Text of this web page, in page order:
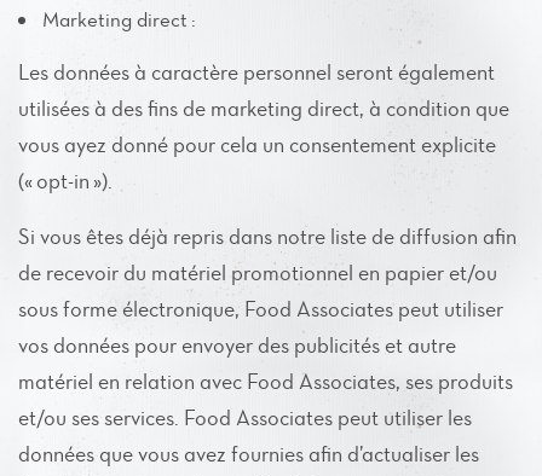
Marketing direct :
Les données à caractère personnel seront également
utilisées à des fins de marketing direct, à condition que
vous ayez donné pour cela un consentement explicite
(« opt-in »).
Si vous êtes déjà repris dans notre liste de diffusion afin
de recevoir du matériel promotionnel en papier et/ou
sous forme électronique, Food Associates peut utiliser
vos données pour envoyer des publicités et autre
matériel en relation avec Food Associates, ses produits
et/ou ses services. Food Associates peut utiliser les
données que vous avez fournies afin d’actualiser les